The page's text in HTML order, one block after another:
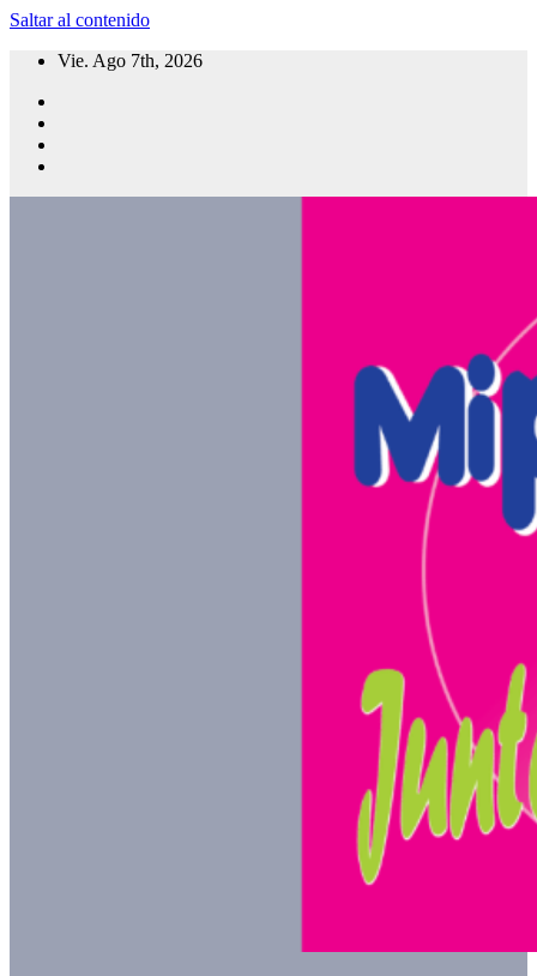
Saltar al contenido
Vie. Ago 7th, 2026